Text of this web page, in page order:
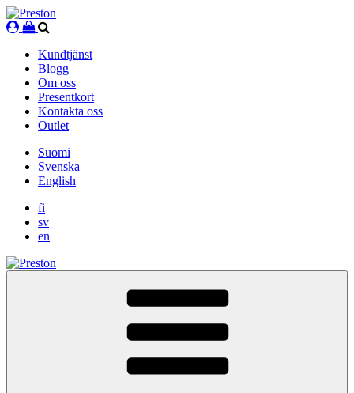
Skip
to
Kundtjänst
Blogg
Om oss
Presentkort
Kontakta oss
Outlet
Suomi
Svenska
English
fi
sv
en